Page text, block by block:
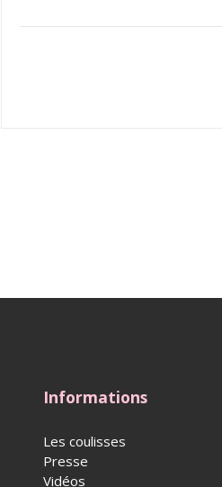
Informations
Les coulisses
Presse
Vidéos